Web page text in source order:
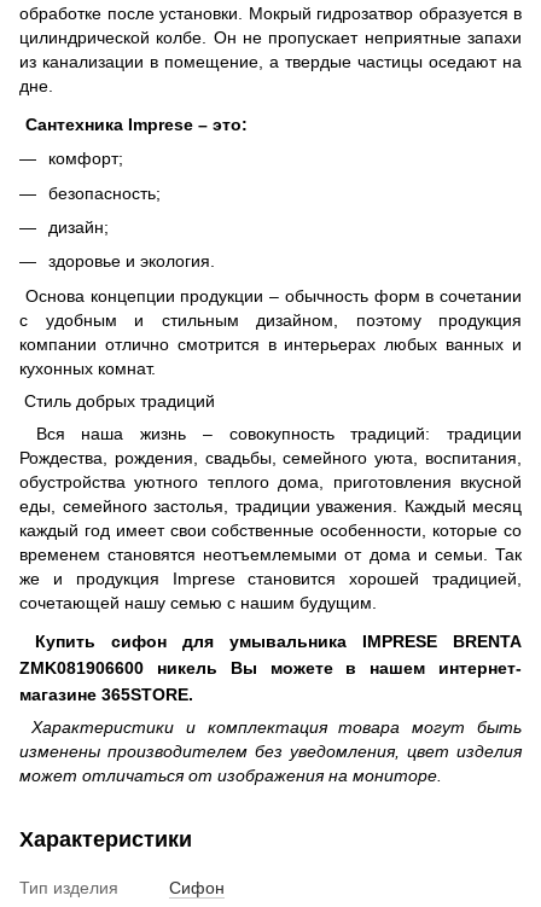
обработке после установки. Мокрый гидрозатвор образуется в
цилиндрической колбе. Он не пропускает неприятные запахи
из канализации в помещение, а твердые частицы оседают на
дне.
Сантехника Imprese – это:
комфорт;
безопасность;
дизайн;
здоровье и экология.
Основа концепции продукции – обычность форм в сочетании
с удобным и стильным дизайном, поэтому продукция
компании отлично смотрится в интерьерах любых ванных и
кухонных комнат.
Стиль добрых традиций
Вся наша жизнь – совокупность традиций: традиции
Рождества, рождения, свадьбы, семейного уюта, воспитания,
обустройства уютного теплого дома, приготовления вкусной
еды, семейного застолья, традиции уважения. Каждый месяц
каждый год имеет свои собственные особенности, которые со
временем становятся неотъемлемыми от дома и семьи. Так
же и продукция Imprese становится хорошей традицией,
сочетающей нашу семью с нашим будущим.
Купить сифон для умывальника IMPRESE BRENTA
ZMK081906600 никель Вы можете в нашем интернет-
магазине 365STORE.
Характеристики и комплектация товара могут быть
изменены производителем без уведомления, цвет изделия
может отличаться от изображения на мониторе.
Характеристики
Тип изделия
Сифон